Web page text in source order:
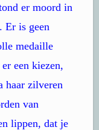
er moord in
Er is geen
medaille
een kiezen,
haar zilveren
van
lippen, dat je